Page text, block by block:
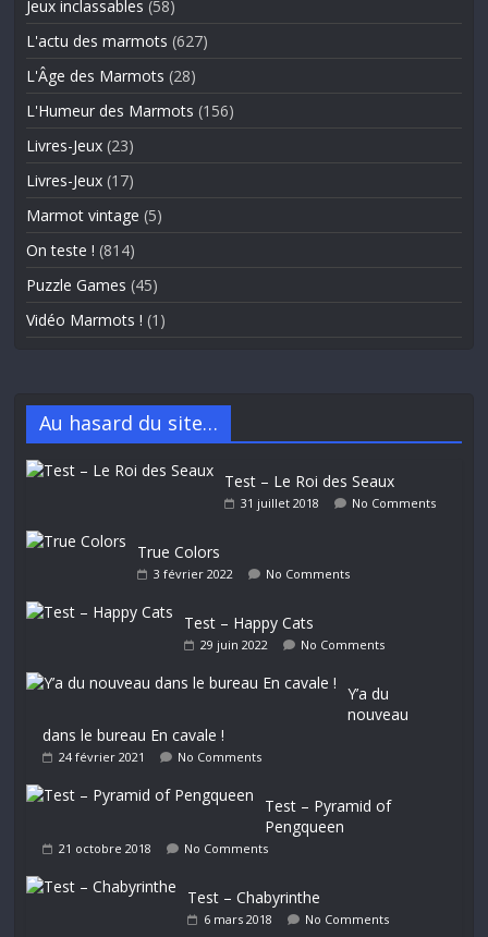
Jeux inclassables (58)
L'actu des marmots (627)
L'Âge des Marmots (28)
L'Humeur des Marmots (156)
Livres-Jeux (23)
Livres-Jeux (17)
Marmot vintage (5)
On teste ! (814)
Puzzle Games (45)
Vidéo Marmots ! (1)
Au hasard du site…
Test – Le Roi des Seaux
31 juillet 2018 No Comments
True Colors
3 février 2022 No Comments
Test – Happy Cats
29 juin 2022 No Comments
Y’a du
nouveau
dans le bureau En cavale !
24 février 2021 No Comments
Test – Pyramid of
Pengqueen
21 octobre 2018 No Comments
Test – Chabyrinthe
6 mars 2018 No Comments